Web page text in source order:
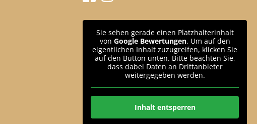
Sie sehen gerade einen Platzhalterinhalt
von Google Bewertungen. Um auf den
eigentlichen Inhalt zuzugreifen, klicken Sie
auf den Button unten. Bitte beachten Sie,
dass dabei Daten an Drittanbieter
weitergegeben werden.
Inhalt entsperren